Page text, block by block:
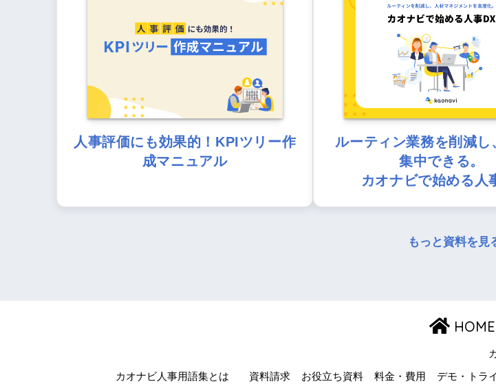
人事評価にも効果的！KPIツリー作
成マニュアル
ルーティン業務を削減し
集中できる。
カオナビで始める人
もっと資料を見
HOME
カオナビ人事用語集とは 資料請求 お役立ち資料 料金・費用 デモ・トラ